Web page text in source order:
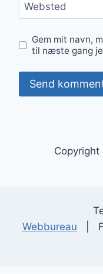
Websted
Gem mit navn,
til næste gang
Webbureau |